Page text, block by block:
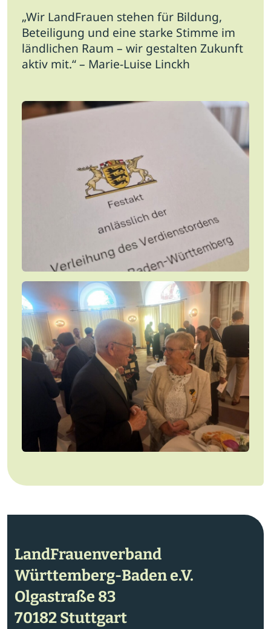
„Wir LandFrauen stehen für Bildung,
Beteiligung und eine starke Stimme im
ländlichen Raum – wir gestalten Zukunft
aktiv mit.“ – Marie-Luise Linckh
LandFrauenverband
Württemberg-Baden e.V.
Olgastraße 83
70182 Stuttgart